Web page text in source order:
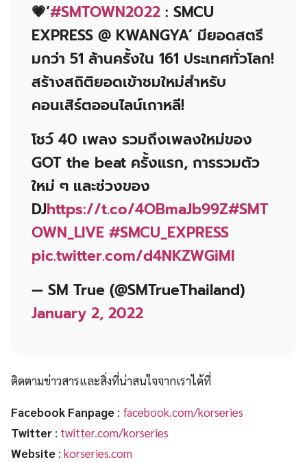
💗‘#SMTOWN2022 : SMCU
EXPRESS @ KWANGYA’ มียอดสตรี
มกว่า 51 ล้านครั้งใน 161 ประเทศทั่วโลก!
สร้างสถิติยอดเข้าชมใหม่สำหรับ
คอนเสิร์ตออนไลน์เกาหลี!
โชว์ 40 เพลง รวมถึงเพลงใหม่ของ
GOT the beat ครั้งแรก, การรวมตัว
ใหม่ ๆ และช่วงของ
DJhttps://t.co/4OBmaJb99Z#SMT
OWN_LIVE #SMCU_EXPRESS
pic.twitter.com/d4NKZWGiMI
— SM True (@SMTrueThailand)
January 2, 2022
ติดตามข่าวสารและสิ่งที่น่าสนใจจากเราได้ที่
Facebook Fanpage : facebook.com/korseries
Twitter : twitter.com/korseries
Website : korseries.com